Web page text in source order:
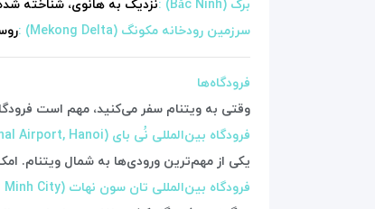
برگ (Bắc Ninh) :
نزدیک به هانوی، شناخته
سرزمین رودخانه مکونگ (Mekong Delta) :
فرودگاه‌ها
وقتی به ویتنام سفر می‌کنید، مهم است
فرودگاه بین‌المللی نُی بای (Noi Bai International Airport, Hanoi)
یکی از مهم‌ترین ورودی‌ها به شمال ویتنام.
فرودگاه بین‌المللی تان سون نهات (Tan Son Nhat International Airport, Ho Chi Minh City)